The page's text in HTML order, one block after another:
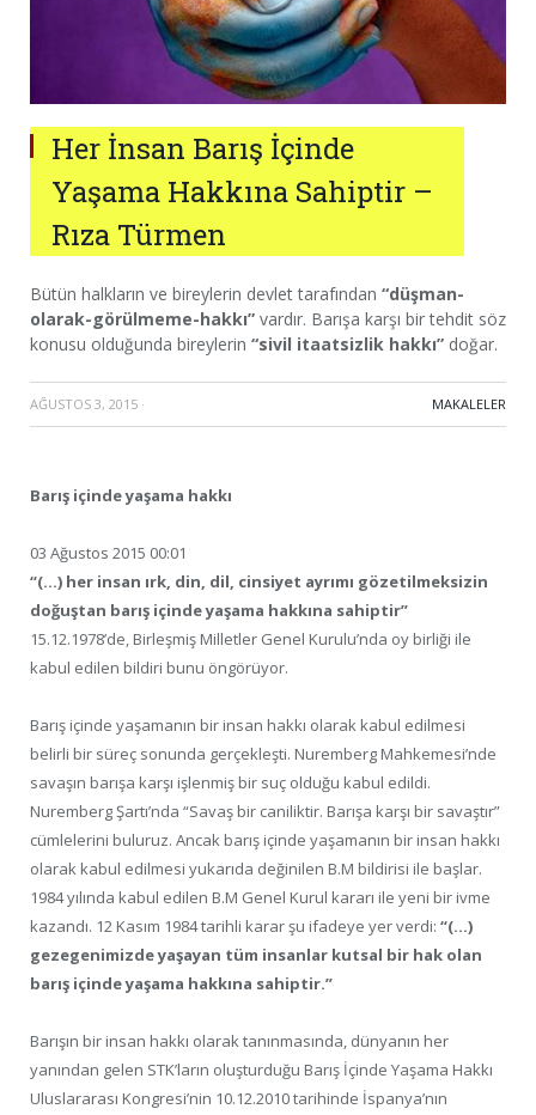
Her İnsan Barış İçinde
Yaşama Hakkına Sahiptir –
Rıza Türmen
Bütün halkların ve bireylerin devlet tarafından “düşman-
olarak-görülmeme-hakkı” vardır. Barışa karşı bir tehdit söz
konusu olduğunda bireylerin “sivil itaatsizlik hakkı” doğar.
AĞUSTOS 3, 2015 · MAKALELER
Barış içinde yaşama hakkı
03 Ağustos 2015 00:01
“(…) her insan ırk, din, dil, cinsiyet ayrımı gözetilmeksizin
doğuştan barış içinde yaşama hakkına sahiptir”
15.12.1978’de, Birleşmiş Milletler Genel Kurulu’nda oy birliği ile
kabul edilen bildiri bunu öngörüyor.
Barış içinde yaşamanın bir insan hakkı olarak kabul edilmesi
belirli bir süreç sonunda gerçekleşti. Nuremberg Mahkemesi’nde
savaşın barışa karşı işlenmiş bir suç olduğu kabul edildi.
Nuremberg Şartı’nda “Savaş bir caniliktir. Barışa karşı bir savaştır”
cümlelerini buluruz. Ancak barış içinde yaşamanın bir insan hakkı
olarak kabul edilmesi yukarıda değinilen B.M bildirisi ile başlar.
1984 yılında kabul edilen B.M Genel Kurul kararı ile yeni bir ivme
kazandı. 12 Kasım 1984 tarihli karar şu ifadeye yer verdi: “(…)
gezegenimizde yaşayan tüm insanlar kutsal bir hak olan
barış içinde yaşama hakkına sahiptir.”
Barışın bir insan hakkı olarak tanınmasında, dünyanın her
yanından gelen STK’ların oluşturduğu Barış İçinde Yaşama Hakkı
Uluslararası Kongresi’nin 10.12.2010 tarihinde İspanya’nın